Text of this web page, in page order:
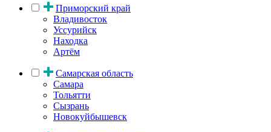
Приморский край
Владивосток
Уссурийск
Находка
Артём
Самарская область
Самара
Тольятти
Сызрань
Новокуйбышевск